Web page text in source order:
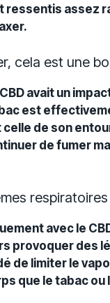
ressentis assez
cela est une
avait un
est
de son
de fumer
respiratoires
avec le
provoquer des
de limiter le
que le tabac ou